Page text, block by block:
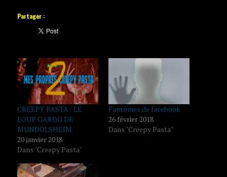
Partager :
CREEPY PASTA : LE
LOUP GAROU DE
MUNDOLSHEIM
20 janvier 2018
Dans "Creepy Pasta"
Fantômes de facebook
26 février 2018
Dans "Creepy Pasta"